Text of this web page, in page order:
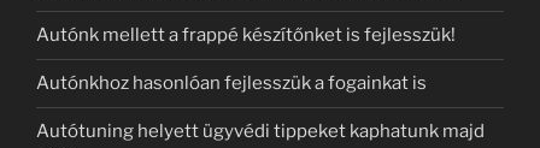
Autónk mellett a frappé készítőnket is fejlesszük!
Autónkhoz hasonlóan fejlesszük a fogainkat is
Autótuning helyett ügyvédi tippeket kaphatunk majd